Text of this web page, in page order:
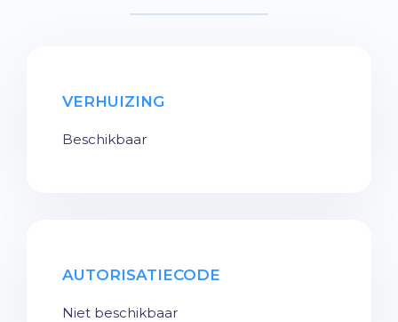
VERHUIZING
Beschikbaar
AUTORISATIECODE
Niet beschikbaar